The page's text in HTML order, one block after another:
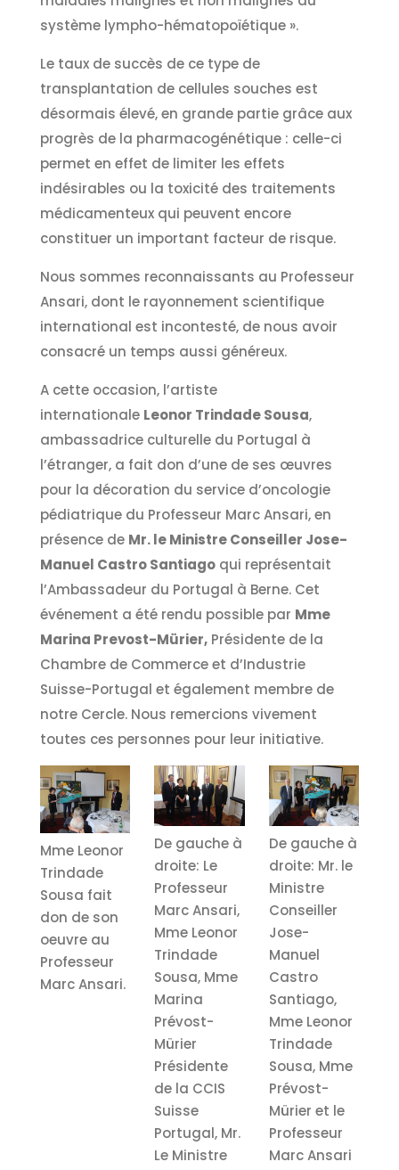
système lympho-hématopoïétique ».
Le taux de succès de ce type de
transplantation de cellules souches est
désormais élevé, en grande partie grâce aux
progrès de la pharmacogénétique : celle-ci
permet en effet de limiter les effets
indésirables ou la toxicité des traitements
médicamenteux qui peuvent encore
constituer un important facteur de risque.
Nous sommes reconnaissants au Professeur
Ansari, dont le rayonnement scientifique
international est incontesté, de nous avoir
consacré un temps aussi généreux.
A cette occasion, l’artiste
internationale Leonor Trindade Sousa,
ambassadrice culturelle du Portugal à
l’étranger, a fait don d’une de ses œuvres
pour la décoration du service d’oncologie
pédiatrique du Professeur Marc Ansari, en
présence de Mr. le Ministre Conseiller Jose-
Manuel Castro Santiagoqui représentait
l’Ambassadeur du Portugal à Berne. Cet
événement a été rendu possible par Mme
Marina Prevost-Mürier,Présidente de la
Chambre de Commerce et d’Industrie
Suisse-Portugal et également membre de
notre Cercle. Nous remercions vivement
toutes ces personnes pour leur initiative.
Mme Leonor
Trindade
Sousa fait
don de son
oeuvre au
Professeur
Marc Ansari.
De gauche à
droite: Le
Professeur
Marc Ansari,
Mme Leonor
Trindade
Sousa, Mme
Marina
Prévost-
Mürier
Présidente
de la CCIS
Suisse
Portugal, Mr.
Le Ministre
De gauche à
droite: Mr. le
Ministre
Conseiller
Jose-
Manuel
Castro
Santiago,
Mme Leonor
Trindade
Sousa, Mme
Prévost-
Mürier et le
Professeur
Marc Ansari